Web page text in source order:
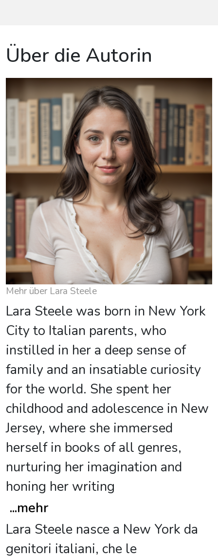
Über die Autorin
Mehr über Lara Steele
Lara Steele was born in New York
City to Italian parents, who
instilled in her a deep sense of
family and an insatiable curiosity
for the world. She spent her
childhood and adolescence in New
Jersey, where she immersed
herself in books of all genres,
nurturing her imagination and
honing her writing
...mehr
Lara Steele nasce a New York da
genitori italiani, che le